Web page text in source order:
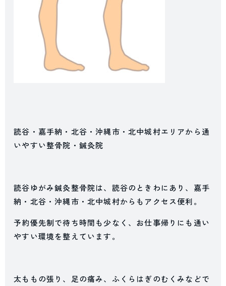
読谷・嘉手納・北谷・沖縄市・北中城村エリアから通
いやすい整骨院・鍼灸院
読谷ゆがみ鍼灸整骨院は、読谷のときわにあり、嘉手
納・北谷・沖縄市・北中城村からもアクセス便利。
予約優先制で待ち時間も少なく、お仕事帰りにも通い
やすい環境を整えています。
太ももの張り、足の痛み、ふくらはぎのむくみなどで